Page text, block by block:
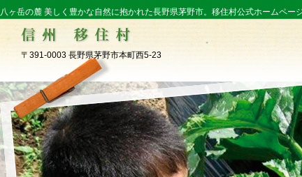
八ヶ岳の麓 美しく豊かな自然に抱かれた長野県茅野市。移住村公式ホームペー
〒391-0003 長野県茅野市本町西5-23